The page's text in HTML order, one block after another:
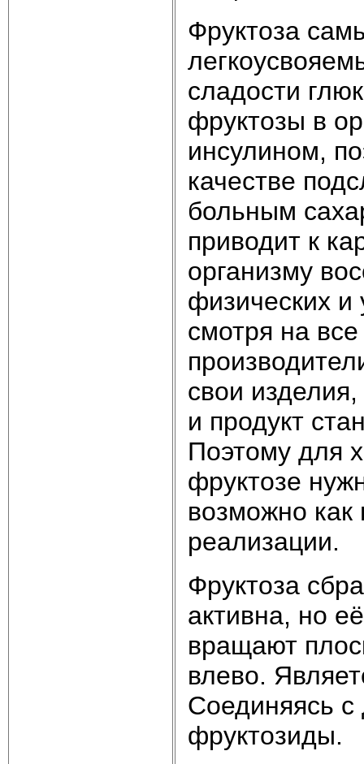
Фруктоза
сладости
фруктозы в
инсулином,
качестве
больным
приводит к
организму
физических и
смотря на
свои изделия,
и продукт
Поэтому для
фруктозе
возможно как
реализации.
Фруктоза
активна, но
вращают
влево.
Соединяясь с
фруктозиды.